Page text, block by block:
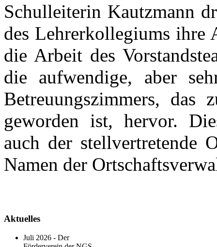
Schulleiterin Kautzmann
des Lehrerkollegiums ihre
die Arbeit des
die aufwendige, aber
Betreuungszimmers, das
geworden ist, hervor.
auch der stellvertretende
Namen der
Aktuelles
Juli 2026 - Der